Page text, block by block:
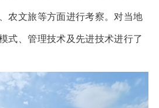
农文旅等方面进行考察。对当地
式、管理技术及先进技术进行了